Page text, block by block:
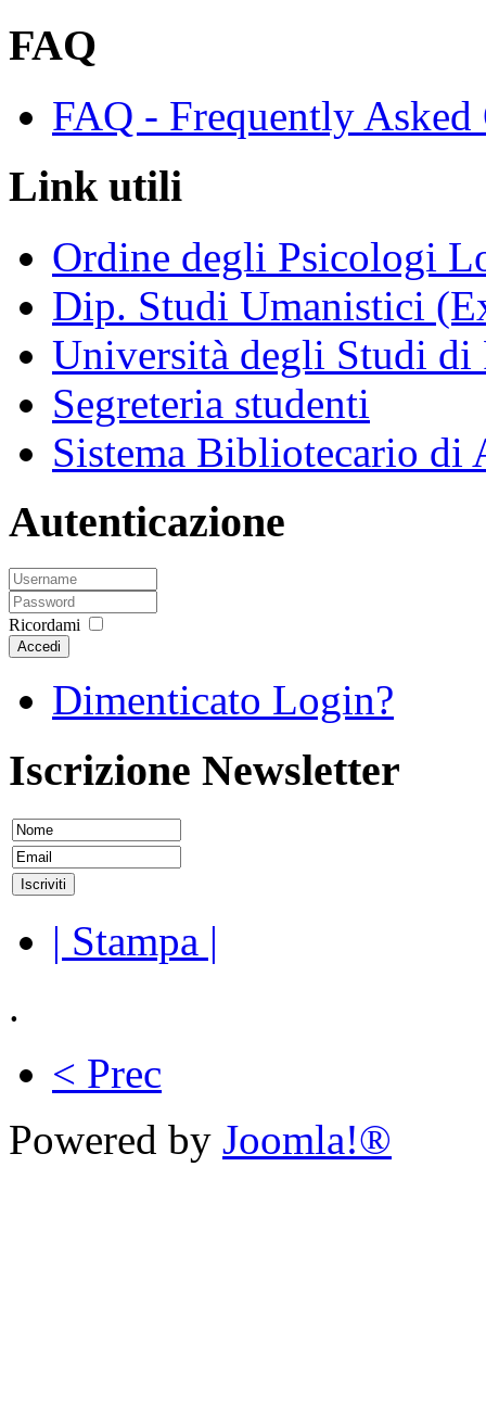
FAQ
FAQ - Frequently Asked
Link utili
Ordine degli Psicologi
Dip. Studi Umanistici
Università degli Studi di
Segreteria studenti
Sistema Bibliotecario di
Autenticazione
Ricordami
Accedi
Dimenticato Login?
Iscrizione Newsletter
| Stampa |
.
< Prec
Powered by Joomla!®